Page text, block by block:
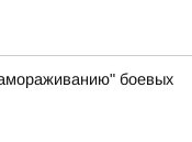
боевых